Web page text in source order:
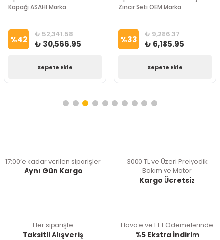
Kapağı ASAHI Marka
%42 ₺ 52,341.58
₺ 30,566.95
Sepete Ekle
Zincir Seti OEM Marka
%33 ₺ 9,286.37
₺ 6,185.95
Sepete Ekle
17:00’e kadar verilen siparişler
Aynı Gün Kargo
3000 TL ve Üzeri Preiyodik
Bakım ve Motor
Kargo Ücretsiz
Her siparişte
Taksitli Alışveriş
Havale ve EFT Ödemelerinde
%5 Ekstra İndirim